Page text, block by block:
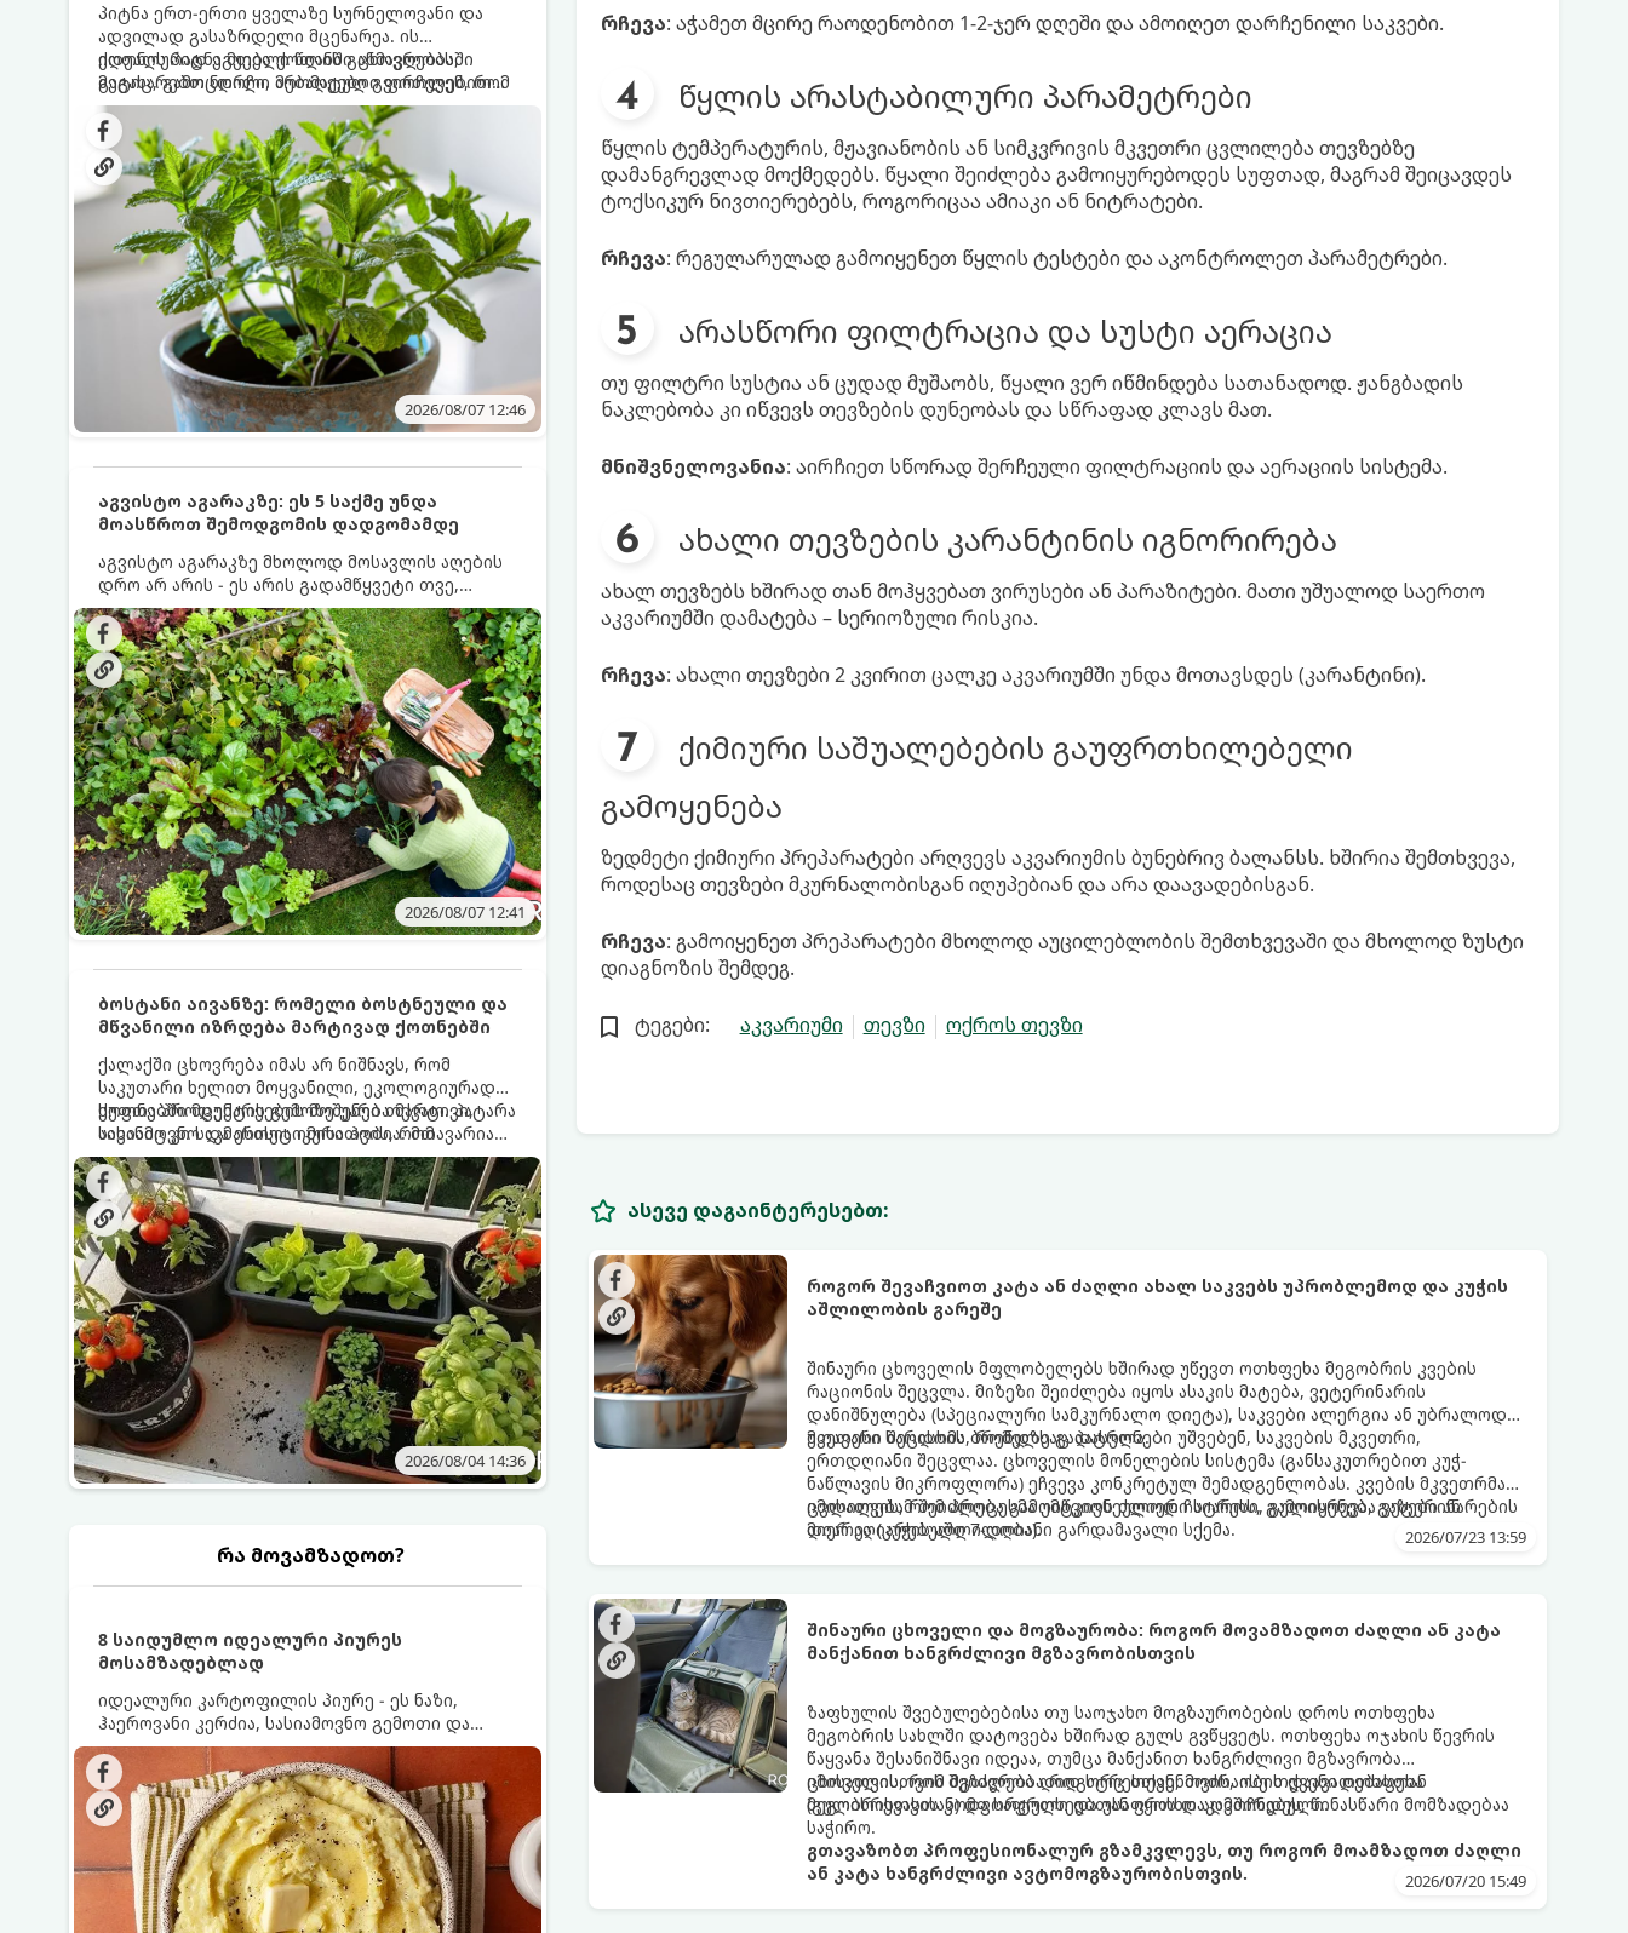
პიტნა ერთ-ერთი ყველაზე სურნელოვანი და
ადვილად გასაზრდელი მცენარეა. ის
იდეალურად ეგუება ქოთანში ცხოვრებას,
მეტიც, გამოცდილი მებაღეები გვირჩევენ, რომ
პიტნა მხოლოდ ქოთანში მოვიყვანოთ, რადგან
ღია გრუნტში (ბაღში) დარგვისას ის ფესვებით
ძალიან სწრაფად ვრცელდება და სხვა
მცენარეებს ავიწროებს.
ქოთნის პიტნა მთელი წლის განმავლობაში
გაგახარებთ ნორჩი, არომატული ფოთლებით
ჩაის, ლიმონათისა თუ კერძებისთვის.
2026/08/07 12:46
აგვისტო აგარაკზე: ეს 5 საქმე უნდა
მოასწროთ შემოდგომის დადგომამდე
აგვისტო აგარაკზე მხოლოდ მოსავლის აღების
დრო არ არის - ეს არის გადამწყვეტი თვე,
როდესაც საფუძველი ეყრება მომავალი წლის
მოსავალს და ბაღი მზადდება შემოდგომა-
ზამთრის სეზონისთვის. იმისათვის, რომ
ნიადაგმა ენერგია აღიდგინოს, ხოლო
მცენარეებმა ზამთარს გაუძლონ, აგვისტოს
ბოლომდე 5 მნიშვნელოვანი საქმის გაკეთება
უნდა მოასწროთ:
2026/08/07 12:41
ბოსტანი აივანზე: რომელი ბოსტნეული და
მწვანილი იზრდება მარტივად ქოთნებში
ქალაქში ცხოვრება იმას არ ნიშნავს, რომ
საკუთარი ხელით მოყვანილი, ეკოლოგიურად
სუფთა პროდუქტის გემოზე უარი თქვათ. პატარა
აივანიც კი საკმარისია იმისათვის, რომ
მოიწყოთ მინი-ბოსტანი, საიდანაც
ყოველდღიურად ახალ, არომატულ მწვანილსა
და ბოსტნეულს მოკრეფთ.
ქოთნებში მცენარეების მოშენება მარტივი,
სასიამოვნო და ესთეტიკური ჰობია. მთავარია
იცოდეთ, რომელი კულტურები ეგუებიან
ქოთნის პირობებს ყველაზე კარგად და როგორ
მოუაროთ მათ სწორად.
2026/08/04 14:36
რა მოვამზადოთ?
8 საიდუმლო იდეალური პიურეს
მოსამზადებლად
იდეალური კარტოფილის პიურე - ეს ნაზი,
ჰაეროვანი კერძია, სასიამოვნო გემოთი და
ნაღების-მოყვითალო ფერით. მისი მომზადება
ძალიან მარტივია, მაგრამ არსებობს რამდენიმე
საიდუმლო, რომლებიც უნდა იცოდეთ, რომ
პიურე იდეალურად გემრიელი გამოვიდეს.
რჩევა: აჭამეთ მცირე რაოდენობით 1-2-ჯერ დღეში და ამოიღეთ დარჩენილი საკვები.
წყლის არასტაბილური პარამეტრები
წყლის ტემპერატურის, მჟავიანობის ან სიმკვრივის მკვეთრი ცვლილება თევზებზე
დამანგრევლად მოქმედებს. წყალი შეიძლება გამოიყურებოდეს სუფთად, მაგრამ შეიცავდეს
ტოქსიკურ ნივთიერებებს, როგორიცაა ამიაკი ან ნიტრატები.
რჩევა: რეგულარულად გამოიყენეთ წყლის ტესტები და აკონტროლეთ პარამეტრები.
არასწორი ფილტრაცია და სუსტი აერაცია
თუ ფილტრი სუსტია ან ცუდად მუშაობს, წყალი ვერ იწმინდება სათანადოდ. ჟანგბადის
ნაკლებობა კი იწვევს თევზების დუნეობას და სწრაფად კლავს მათ.
მნიშვნელოვანია: აირჩიეთ სწორად შერჩეული ფილტრაციის და აერაციის სისტემა.
ახალი თევზების კარანტინის იგნორირება
ახალ თევზებს ხშირად თან მოჰყვებათ ვირუსები ან პარაზიტები. მათი უშუალოდ საერთო
აკვარიუმში დამატება – სერიოზული რისკია.
რჩევა: ახალი თევზები 2 კვირით ცალკე აკვარიუმში უნდა მოთავსდეს (კარანტინი).
ქიმიური საშუალებების გაუფრთხილებელი
გამოყენება
ზედმეტი ქიმიური პრეპარატები არღვევს აკვარიუმის ბუნებრივ ბალანსს. ხშირია შემთხვევა,
როდესაც თევზები მკურნალობისგან იღუპებიან და არა დაავადებისგან.
რჩევა: გამოიყენეთ პრეპარატები მხოლოდ აუცილებლობის შემთხვევაში და მხოლოდ ზუსტი
დიაგნოზის შემდეგ.
ტეგები: აკვარიუმი თევზი ოქროს თევზი
ასევე დაგაინტერესებთ:
როგორ შევაჩვიოთ კატა ან ძაღლი ახალ საკვებს უპრობლემოდ და კუჭის
აშლილობის გარეშე
შინაური ცხოველის მფლობელებს ხშირად უწევთ ოთხფეხა მეგობრის კვების
რაციონის შეცვლა. მიზეზი შეიძლება იყოს ასაკის მატება, ვეტერინარის
დანიშნულება (სპეციალური სამკურნალო დიეტა), საკვები ალერგია ან უბრალოდ
უკეთესი ხარისხის ბრენდზე გადასვლა.
მთავარი შეცდომა, რომელსაც პატრონები უშვებენ, საკვების მკვეთრი,
ერთდღიანი შეცვლაა. ცხოველის მონელების სისტემა (განსაკუთრებით კუჭ-
ნაწლავის მიკროფლორა) ეჩვევა კონკრეტულ შემადგენლობას. კვების მკვეთრმა
ცვლილებამ შეიძლება გამოიწვიოს ძლიერი სტრესი, გულისრევა, გაზები ან
დიარეა (კუჭის აშლილობა).
იმისათვის, რომ პროცესმა უმტკივნეულოდ ჩაიაროს, გამოიყენება ვეტერინარების
მიერ აღიარებული 7-დღიანი გარდამავალი სქემა.
2026/07/23 13:59
შინაური ცხოველი და მოგზაურობა: როგორ მოვამზადოთ ძაღლი ან კატა
მანქანით ხანგრძლივი მგზავრობისთვის
ზაფხულის შვებულებებისა თუ საოჯახო მოგზაურობების დროს ოთხფეხა
მეგობრის სახლში დატოვება ხშირად გულს გვწყვეტს. ოთხფეხა ოჯახის წევრის
წაყვანა შესანიშნავი იდეაა, თუმცა მანქანით ხანგრძლივი მგზავრობა
ცხოველისთვის შეიძლება დიდ სტრესთან, მოძრაობის დაავადებასთან
(გულისრევასთან) და საფრთხეებთან იყოს დაკავშირებული.
იმისათვის, რომ მგზავრობა როგორც თქვენთვის, ისე თქვენი ოთხფეხა
მეგობრისთვის კომფორტული და უსაფრთხო აღმოჩნდეს, წინასწარი მომზადებაა
საჭირო.
გთავაზობთ პროფესიონალურ გზამკვლევს, თუ როგორ მოამზადოთ ძაღლი
ან კატა ხანგრძლივი ავტომოგზაურობისთვის.
2026/07/20 15:49